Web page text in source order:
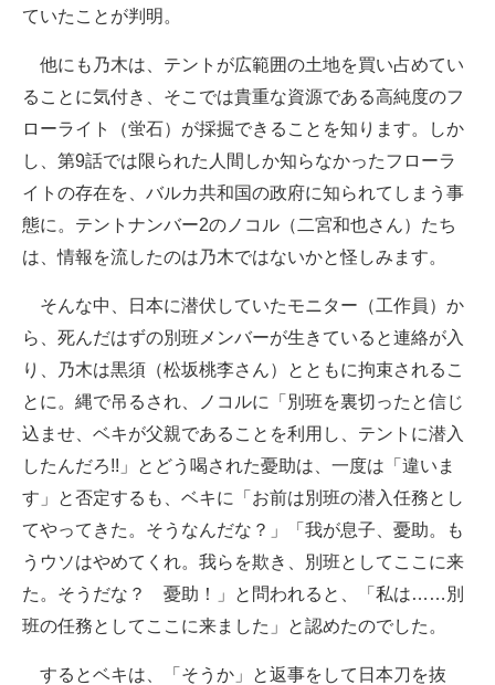
ていたことが判明。
他にも乃木は、テントが広範囲の土地を買い占めてい
ることに気付き、そこでは貴重な資源である高純度のフ
ローライト（蛍石）が採掘できることを知ります。しか
し、第9話では限られた人間しか知らなかったフローラ
イトの存在を、バルカ共和国の政府に知られてしまう事
態に。テントナンバー2のノコル（二宮和也さん）たち
は、情報を流したのは乃木ではないかと怪しみます。
そんな中、日本に潜伏していたモニター（工作員）か
ら、死んだはずの別班メンバーが生きていると連絡が入
り、乃木は黒須（松坂桃李さん）とともに拘束されるこ
とに。縄で吊るされ、ノコルに「別班を裏切ったと信じ
込ませ、ベキが父親であることを利用し、テントに潜入
したんだろ!!」とどう喝された憂助は、一度は「違いま
す」と否定するも、ベキに「お前は別班の潜入任務とし
てやってきた。そうなんだな？」「我が息子、憂助。も
うウソはやめてくれ。我らを欺き、別班としてここに来
た。そうだな？ 憂助！」と問われると、「私は……別
班の任務としてここに来ました」と認めたのでした。
するとベキは、「そうか」と返事をして日本刀を抜